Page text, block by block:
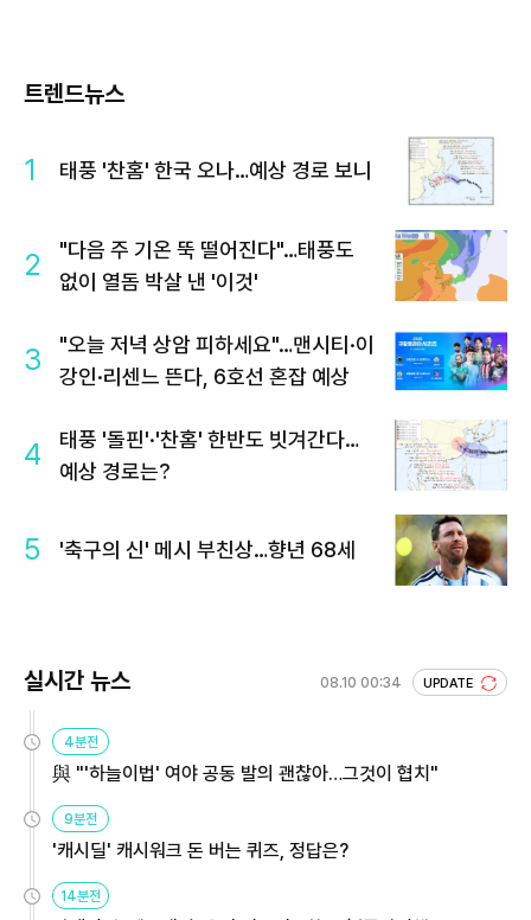
트렌드뉴스
1 태풍 '찬홈' 한국 오나…예상 경로 보니
2
"다음 주 기온 뚝 떨어진다"…태풍도
없이 열돔 박살 낸 '이것'
3
"오늘 저녁 상암 피하세요"…맨시티·이
강인·리센느 뜬다, 6호선 혼잡 예상
4
태풍 '돌핀'·'찬홈' 한반도 빗겨간다…
예상 경로는?
5 '축구의 신' 메시 부친상…향년 68세
실시간 뉴스 08.10 00:34 UPDATE
4분전
與 "'하늘이법' 여야 공동 발의 괜찮아…그것이 협치"
9분전
'캐시딜' 캐시워크 돈 버는 퀴즈, 정답은?
14분전